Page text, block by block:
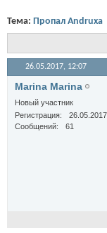
Тема: Пропал Andruxa
26.05.2017, 12:07
Marina Marina
Новый участник
Регистрация
26.05.2017
Сообщений
61